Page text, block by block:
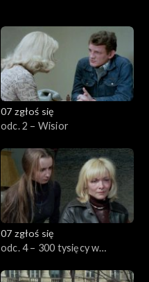
07 zgłoś się
odc. 2 – Wisior
07 zgłoś się
odc. 4 – 300 tysięcy w